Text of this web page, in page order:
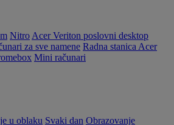
Nitro Acer Veriton poslovni desktop
za sve namene Radna stanica Acer
Mini računari
u oblaku Svaki dan Obrazovanje